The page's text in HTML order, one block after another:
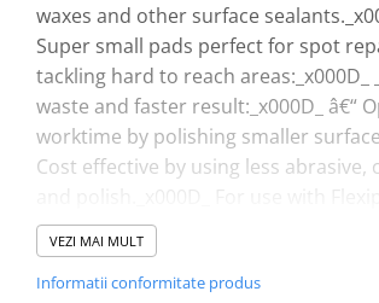
Kit-uri Detailing
Seria PRO (5L & 25L)
Exterior
Interior
Jante şi Anvelope
Paint Protection Film (PPF)
waxes and other surface
Super small pads perfect for spot
tackling hard to reach areas:_x000D_
waste and faster result:_x000D_ â€“
worktime by polishing smaller
Cost effective by using less abrasive,
SLIMspot backer (XB100)_x000D_ Thin
enhances user control, particularly on
contoured surfacesCaracteristici:-
VEZI MAI MULT
Informatii conformitate produs